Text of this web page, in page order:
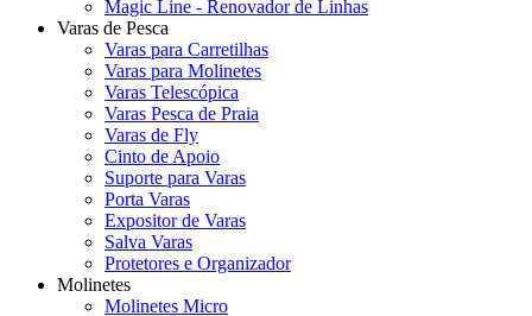
Magic Line - Renovador de Linhas
Varas de Pesca
Varas para Carretilhas
Varas para Molinetes
Varas Telescópica
Varas Pesca de Praia
Varas de Fly
Cinto de Apoio
Suporte para Varas
Porta Varas
Expositor de Varas
Salva Varas
Protetores e Organizador
Molinetes
Molinetes Micro